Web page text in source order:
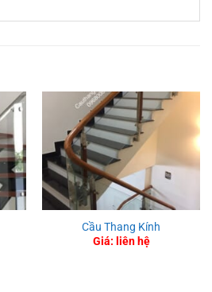
Cầu Thang Kính
Giá: liên hệ